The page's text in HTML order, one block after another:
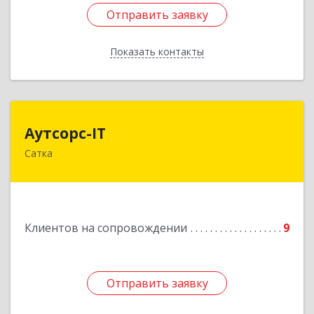
Отправить заявку
Показать контакты
Отправить заявку
Назад
Аутсорс-IT
Сатка
Клиентов на сопровождении 9
Отправить заявку
456910, Челябинская обл, Сатка г, Солнечная ул,
Отправить заявку